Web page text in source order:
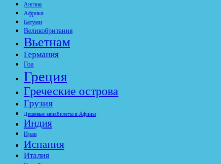
Англия
Африка
Батуми
Великобритания
Вьетнам
Германия
Гоа
Греция
Греческие острова
Грузия
Дешевые авиабилеты в Афины
Индия
Иран
Испания
Италия